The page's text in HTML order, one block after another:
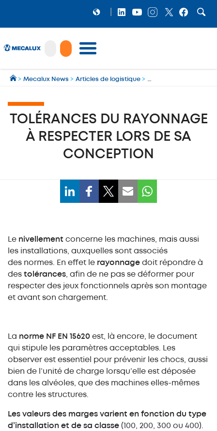
LOGICIELS
MECALUX NEWS
NOS RÉFÉRENCES
SHOWROOM
MECALUX LAB
ENTREPRISE
> Mecalux News > Articles de logistique >
TOLÉRANCES DU RAYONNAGE
À RESPECTER LORS DE SA
CONCEPTION
Le nivellement concerne les machines, mais aussi
les installations, auxquelles sont associés
des normes. En effet le rayonnage doit répondre à
des tolérances , afin de ne pas se déformer pour
respecter des jeux fonctionnels après son montage
et avant son chargement.
La norme NF EN 15620 est, là encore, le document
qui stipule les paramètres acceptables. Les
observer est essentiel pour prévenir les chocs, aussi
bien de l’unité de charge lorsqu’elle est déposée
dans les alvéoles, que des machines elles-mêmes
contre les structures.
Les valeurs des marges varient en fonction du type
d’installation et de sa classe (100, 200, 300 ou 400).